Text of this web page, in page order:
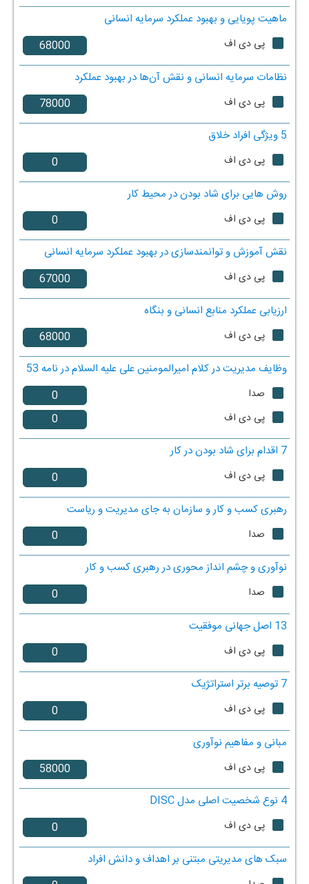
ماهیت پویایی و بهبود عملکرد سرمایه انسانی
پی دی اف
نظامات سرمایه انسانی و نقش آن‌ها در بهبود عملکرد
پی دی اف
5 ویژگی افراد خلاق
پی دی اف
روش هایی برای شاد بودن در محیط کار
پی دی اف
نقش آموزش و توانمندسازی در بهبود عملکرد سرمایه انسانی
پی دی اف
ارزیابی عملکرد منابع انسانی و بنگاه
پی دی اف
وظایف مدیریت در کلام امیرالمومنین علی علیه السلام در نامه 53
صدا
پی دی اف
7 اقدام برای شاد بودن در کار
پی دی اف
رهبری کسب و کار و سازمان به جای مدیریت و ریاست
صدا
نوآوری و چشم انداز محوری در رهبری کسب و کار
صدا
13 اصل جهانی موفقیت
پی دی اف
7 توصیه برتر استراتژیک
پی دی اف
مبانی و مفاهیم نوآوری
پی دی اف
4 نوع شخصیت اصلی مدل DISC
پی دی اف
سبک های مدیریتی مبتنی بر اهداف و دانش افراد